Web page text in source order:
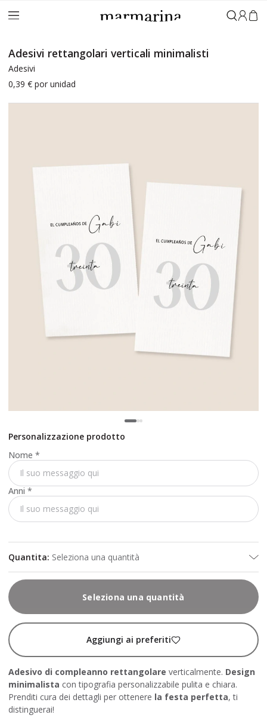
Accedi
Adesivi rettangolari verticali minimalisti
Adesivi
0,39 € por unidad
Personalizzazione prodotto
Nome *
Anni *
Quantita: Seleziona una quantità
Seleziona una quantità
Aggiungi ai preferiti
Adesivo di compleanno rettangolare verticalmente. Design
minimalista con tipografia personalizzabile pulita e chiara.
Prenditi cura dei dettagli per ottenere la festa perfetta, ti
distinguerai!